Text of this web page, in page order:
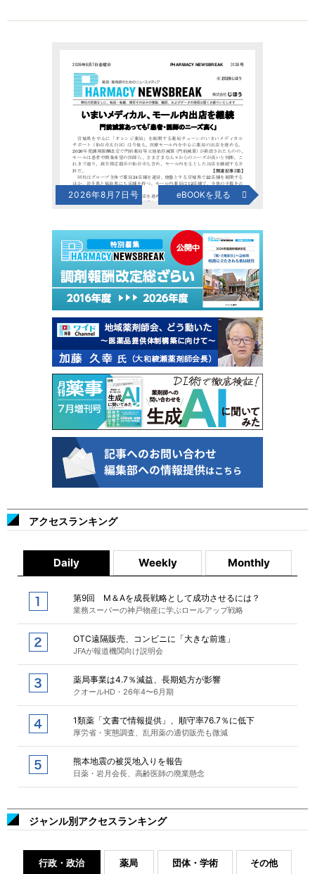
2026年8月7日号 eBOOKを見る
アクセスランキング
Daily Weekly Monthly
第9回 M＆Aを成長戦略として成功させるには？
業務スーパーの神戸物産に学ぶロールアップ戦略
OTC遠隔販売、コンビニに「大きな前進」
JFAが報道機関向け説明会
薬局事業は4.7％減益、長期処方が影響
クオールHD・26年4〜6月期
1類薬「文書で情報提供」、順守率76.7％に低下
厚労省・実態調査、乱用薬の適切販売も微減
熊本地震の被災地入りを報告
日薬・岩月会長、高齢医師の廃業懸念
ジャンル別アクセスランキング
行政・政治 薬局 団体・学術 その他